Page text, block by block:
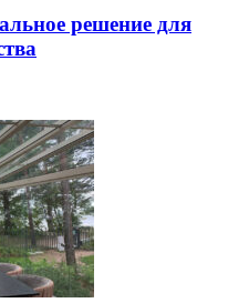
решение для